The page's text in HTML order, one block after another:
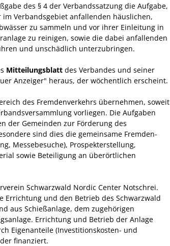
des § 4 der Verbandssatzung die Aufgabe,
Verbandsgebiet anfallenden häuslichen,
zu sammeln und vor ihrer Einleitung in
zu reinigen, sowie die dabei anfallenden
und unschädlich unterzubringen.
Mitteilungsblatt des Verbandes und seiner
Anzeiger" heraus, der wöchentlich erscheint.
des Fremdenverkehrs übernehmen, soweit
vorliegen. Die Aufgaben
der Gemeinden zur Förderung des
sind dies die gemeinsame Fremden­
Messebesuche), Prospekter­stellung,
sowie Betei­ligung an überörtlichen
Schwarzwald Nordic Center Notschrei.
und den Betrieb des Schwarzwald
aus Schießanlage, dem zugehörigen
Errichtung und Betrieb der Anlage
Eigenanteile (Investitionskosten- und
finanziert.